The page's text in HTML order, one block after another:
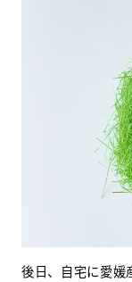
後日、自宅に愛媛